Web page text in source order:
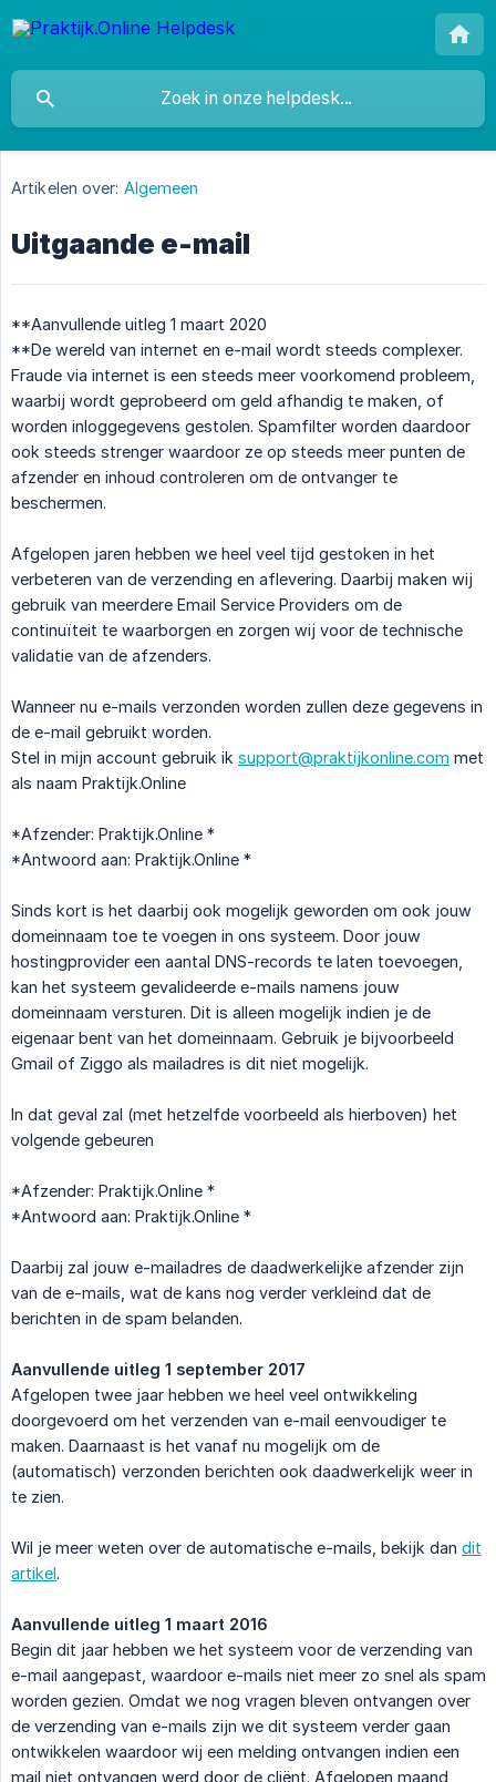
Artikelen over: Algemeen
Uitgaande e-mail
**Aanvullende uitleg 1 maart 2020
**De wereld van internet en e-mail wordt steeds complexer.
Fraude via internet is een steeds meer voorkomend probleem,
waarbij wordt geprobeerd om geld afhandig te maken, of
worden inloggegevens gestolen. Spamfilter worden daardoor
ook steeds strenger waardoor ze op steeds meer punten de
afzender en inhoud controleren om de ontvanger te
beschermen.
Afgelopen jaren hebben we heel veel tijd gestoken in het
verbeteren van de verzending en aflevering. Daarbij maken wij
gebruik van meerdere Email Service Providers om de
continuïteit te waarborgen en zorgen wij voor de technische
validatie van de afzenders.
Wanneer nu e-mails verzonden worden zullen deze gegevens in
de e-mail gebruikt worden.
Stel in mijn account gebruik ik support@praktijkonline.com met
als naam Praktijk.Online
*Afzender: Praktijk.Online *
*Antwoord aan: Praktijk.Online *
Sinds kort is het daarbij ook mogelijk geworden om ook jouw
domeinnaam toe te voegen in ons systeem. Door jouw
hostingprovider een aantal DNS-records te laten toevoegen,
kan het systeem gevalideerde e-mails namens jouw
domeinnaam versturen. Dit is alleen mogelijk indien je de
eigenaar bent van het domeinnaam. Gebruik je bijvoorbeeld
Gmail of Ziggo als mailadres is dit niet mogelijk.
In dat geval zal (met hetzelfde voorbeeld als hierboven) het
volgende gebeuren
*Afzender: Praktijk.Online *
*Antwoord aan: Praktijk.Online *
Daarbij zal jouw e-mailadres de daadwerkelijke afzender zijn
van de e-mails, wat de kans nog verder verkleind dat de
berichten in de spam belanden.
Aanvullende uitleg 1 september 2017
Afgelopen twee jaar hebben we heel veel ontwikkeling
doorgevoerd om het verzenden van e-mail eenvoudiger te
maken. Daarnaast is het vanaf nu mogelijk om de
(automatisch) verzonden berichten ook daadwerkelijk weer in
te zien.
Wil je meer weten over de automatische e-mails, bekijk dan dit
artikel.
Aanvullende uitleg 1 maart 2016
Begin dit jaar hebben we het systeem voor de verzending van
e-mail aangepast, waardoor e-mails niet meer zo snel als spam
worden gezien. Omdat we nog vragen bleven ontvangen over
de verzending van e-mails zijn we dit systeem verder gaan
ontwikkelen waardoor wij een melding ontvangen indien een
mail niet ontvangen werd door de cliënt. Afgelopen maand